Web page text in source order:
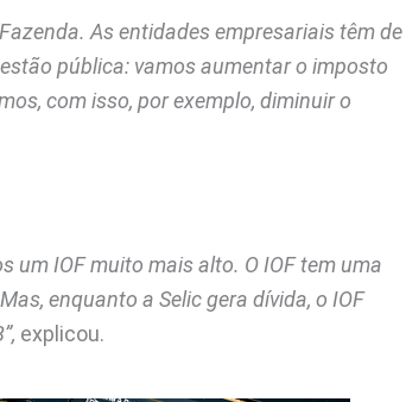
As entidades empresariais têm de
pública: vamos aumentar o imposto
com isso, por exemplo, diminuir o
um IOF muito mais alto. O IOF tem uma
enquanto a Selic gera dívida, o IOF
explicou.